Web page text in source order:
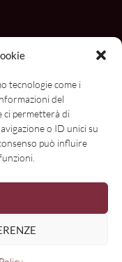
tecnologie come i
del
ci permetterà di
o ID unici su
può influire